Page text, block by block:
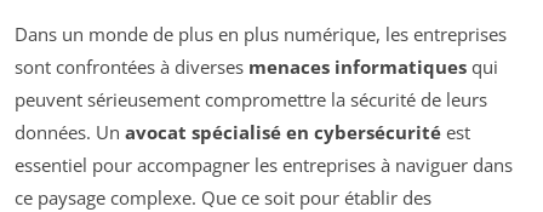
Dans un monde de plus en plus numérique, les entreprises
sont confrontées à diverses menaces informatiques qui
peuvent sérieusement compromettre la sécurité de leurs
données. Un avocat spécialisé en cybersécurité est
essentiel pour accompagner les entreprises à naviguer dans
ce paysage complexe. Que ce soit pour établir des